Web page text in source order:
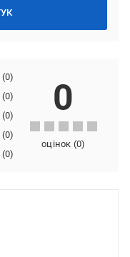
(0)
(0)
(0)
(0)
(0)
0
оцінок (0)